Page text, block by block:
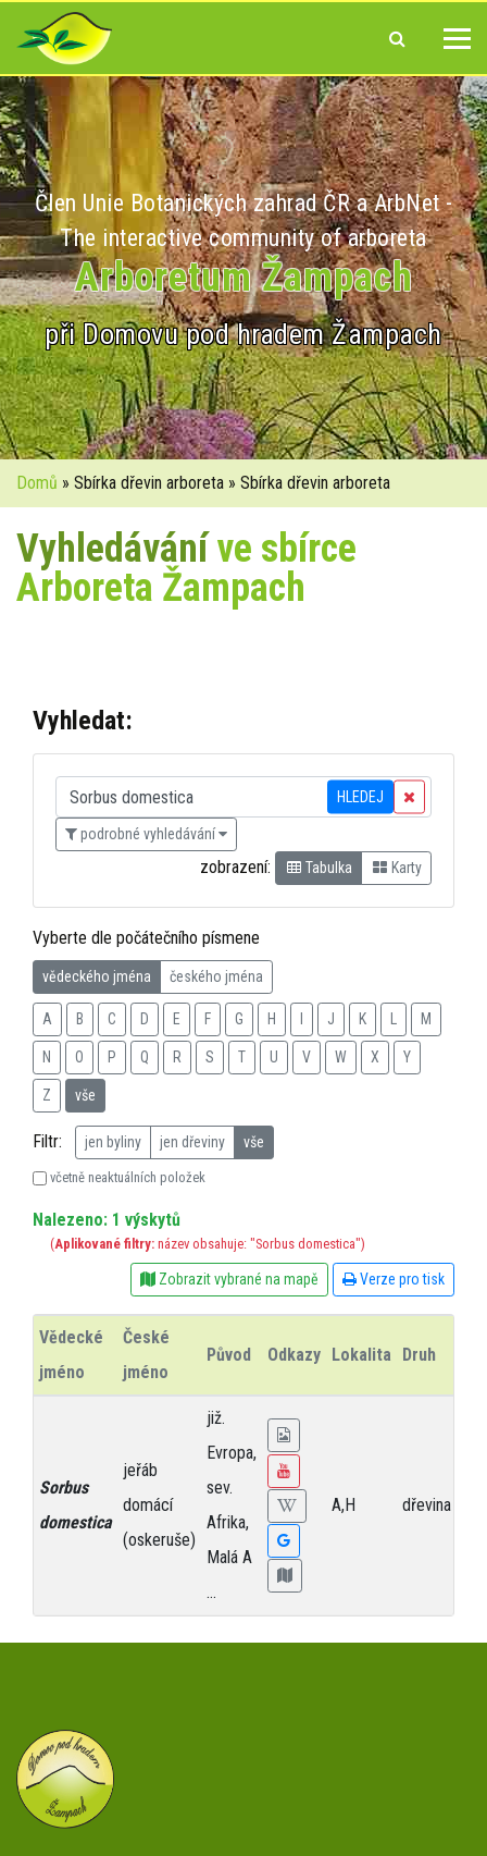
Člen Unie Botanických zahrad ČR a ArbNet -
The interactive community of arboreta
Arboretum Žampach
při Domovu pod hradem Žampach
Domů » Sbírka dřevin arboreta » Sbírka dřevin arboreta
Vyhledáváníve sbírce
Arboreta Žampach
Vyhledat:
HLEDEJ
podrobné vyhledávání
zobrazení: Tabulka Karty
Vyberte dle počátečního písmene
vědeckého jména českého jména
A B C D E F G H J K M
N O P Q R S T U V W X Y
Z vše
Filtr: jen byliny jen dřeviny vše
včetně neaktuálních položek
Nalezeno: 1 výskytů
(Aplikované filtry: název obsahuje: "Sorbus domestica")
Zobrazit vybrané na mapě Verze pro tisk
Vědecké
jméno
České
jméno
Původ Odkazy Lokalita Druh
Sorbus
domestica
jeřáb
domácí
(oskeruše)
již.
Evropa,
sev.
Afrika,
Malá A
...
A,H dřevina